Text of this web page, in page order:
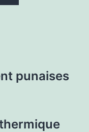
punaises